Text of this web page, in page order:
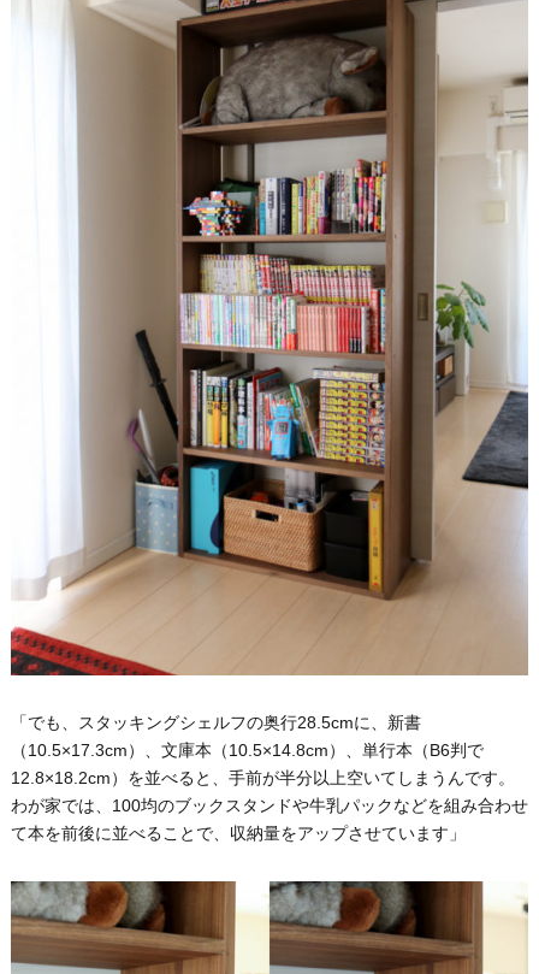
「でも、スタッキングシェルフの奥行28.5cmに、新書
（10.5×17.3cm）、文庫本（10.5×14.8cm）、単行本（B6判で
12.8×18.2cm）を並べると、手前が半分以上空いてしまうんです。
わが家では、100均のブックスタンドや牛乳パックなどを組み合わせ
て本を前後に並べることで、収納量をアップさせています」